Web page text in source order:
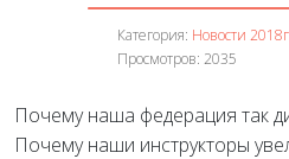
Категория: Новости
Просмотров: 2035
Почему наша федерация так
Почему наши инструкторы